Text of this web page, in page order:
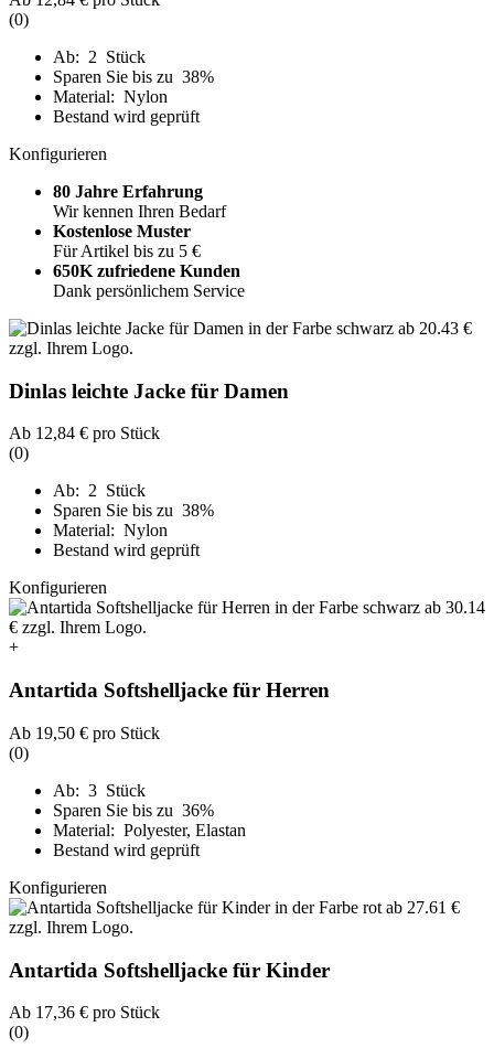
(0)
Ab: 2 Stück
Sparen Sie bis zu 38%
Material: Nylon
Bestand wird geprüft
Konfigurieren
80 Jahre Erfahrung
Wir kennen Ihren Bedarf
Kostenlose Muster
Für Artikel bis zu 5 €
650K zufriedene Kunden
Dank persönlichem Service
Dinlas leichte Jacke für Damen
Ab 12,84 € pro Stück
(0)
Ab: 2 Stück
Sparen Sie bis zu 38%
Material: Nylon
Bestand wird geprüft
Konfigurieren
+
Antartida Softshelljacke für Herren
Ab 19,50 € pro Stück
(0)
Ab: 3 Stück
Sparen Sie bis zu 36%
Material: Polyester, Elastan
Bestand wird geprüft
Konfigurieren
Antartida Softshelljacke für Kinder
Ab 17,36 € pro Stück
(0)